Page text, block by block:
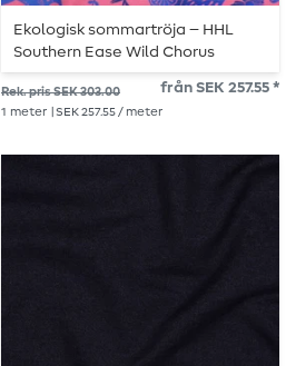
Ekologisk sommartröja – HHL
Southern Ease Wild Chorus
rosa/blå
Rek. pris SEK 303.00 från SEK 257.55 *
1 meter | SEK 257.55 / meter